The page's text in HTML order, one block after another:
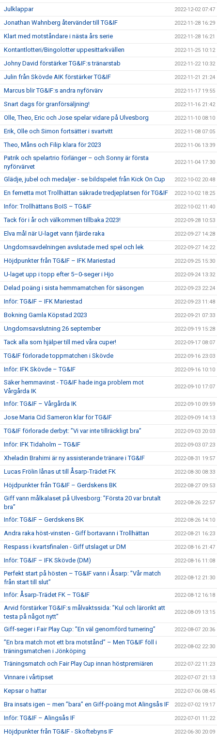
Julklappar 2022-12-02 07:47
Jonathan Wahnberg återvänder till TG&IF 2022-11-28 16:29
Klart med motståndare i nästa års serie 2022-11-28 16:21
Kontantlotteri/Bingolotter uppesittarkvällen 2022-11-25 10:12
Johny David förstärker TG&IF:s tränarstab 2022-11-22 10:32
Julin från Skövde AIK förstärker TG&IF 2022-11-21 21:24
Marcus blir TG&IF:s andra nyförvärv 2022-11-17 19:55
Snart dags för granförsäljning! 2022-11-16 21:42
Olle, Theo, Eric och Jose spelar vidare på Ulvesborg 2022-11-10 08:10
Erik, Olle och Simon fortsätter i svartvitt 2022-11-08 07:05
Theo, Måns och Filip klara för 2023 2022-11-06 13:39
Patrik och spelartrio förlänger – och Sonny är första
nyförvärvet
2022-11-04 17:30
Glädje, jubel och medaljer - se bildspelet från Kick On Cup 2022-10-02 20:48
En femetta mot Trollhättan säkrade tredjeplatsen för TG&IF 2022-10-02 18:25
Inför: Trollhättans BoIS – TG&IF 2022-10-02 11:40
Tack för i år och välkommen tillbaka 2023! 2022-09-28 10:53
Elva mål när U-laget vann fjärde raka 2022-09-27 14:28
Ungdomsavdelningen avslutade med spel och lek 2022-09-27 14:22
Höjdpunkter från TG&IF – IFK Mariestad 2022-09-25 15:30
U-laget upp i topp efter 5–0-seger i Hjo 2022-09-24 13:32
Delad poäng i sista hemmamatchen för säsongen 2022-09-23 22:24
Inför: TG&IF – IFK Mariestad 2022-09-23 11:48
Bokning Gamla Köpstad 2023 2022-09-21 07:33
Ungdomsavslutning 26 september 2022-09-19 15:28
Tack alla som hjälper till med våra cuper! 2022-09-17 08:07
TG&IF förlorade toppmatchen i Skövde 2022-09-16 23:03
Inför: IFK Skövde – TG&IF 2022-09-16 10:10
Säker hemmavinst - TG&IF hade inga problem mot
Vårgårda IK
2022-09-10 17:07
Inför: TG&IF – Vårgårda IK 2022-09-10 09:59
Jose Maria Cid Sameron klar för TG&IF 2022-09-09 14:13
TG&IF förlorade derbyt: ”Vi var inte tillräckligt bra” 2022-09-03 20:03
Inför: IFK Tidaholm – TG&IF 2022-09-03 07:23
Xheladin Brahimi är ny assisterande tränare i TG&IF 2022-08-31 19:57
Lucas Frölin lånas ut till Åsarp-Trädet FK 2022-08-30 08:33
Höjdpunkter från TG&IF – Gerdskens BK 2022-08-27 09:53
Giff vann målkalaset på Ulvesborg: ”Första 20 var brutalt
bra”
2022-08-26 22:57
Inför: TG&IF – Gerdskens BK 2022-08-26 14:10
Andra raka höst-vinsten - Giff bortavann i Trollhättan 2022-08-21 16:23
Respass i kvartsfinalen - Giff utslaget ur DM 2022-08-16 21:47
Inför: TG&IF – IFK Skövde (DM) 2022-08-16 11:08
Perfekt start på hösten – TG&IF vann i Åsarp: ”Vår match
från start till slut”
2022-08-12 21:30
Inför: Åsarp-Trädet FK – TG&IF 2022-08-12 16:18
Arvid förstärker TG&IF:s målvaktssida: ”Kul och lärorikt att
testa på något nytt”
2022-08-09 13:15
Giff-seger i Fair Play Cup: ”En väl genomförd turnering” 2022-08-07 20:36
”En bra match mot ett bra motstånd” – Men TG&IF föll i
träningsmatchen i Jönköping
2022-08-02 22:30
Träningsmatch och Fair Play Cup innan höstpremiären 2022-07-22 11:23
Vinnare i vårtipset 2022-07-07 21:13
Kepsar o hattar 2022-07-06 08:45
Bra insats igen – men ”bara” en Giff-poäng mot Alingsås IF 2022-07-02 19:17
Inför: TG&IF – Alingsås IF 2022-07-01 11:22
Höjdpunkter från TG&IF - Skoftebyns IF 2022-06-30 20:09